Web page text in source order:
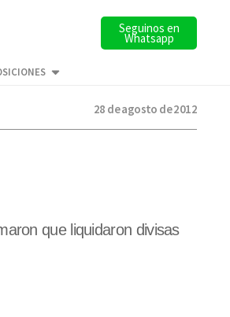
Seguinos en
Whatsapp
28 de agosto de 2012
que liquidaron divisas